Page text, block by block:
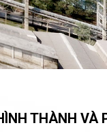
THÀNH VÀ